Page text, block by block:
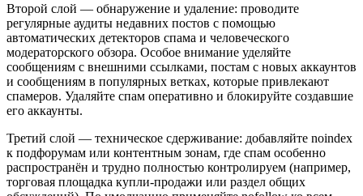
Второй слой — обнаружение и удаление: проводите
регулярные аудиты недавних постов с помощью
автоматических детекторов спама и человеческого
модераторского обзора. Особое внимание уделяйте
сообщениям с внешними ссылками, постам с новых аккаунтов
и сообщениям в популярных ветках, которые привлекают
спамеров. Удаляйте спам оперативно и блокируйте создавшие
его аккаунты.
Третий слой — техническое сдерживание: добавляйте noindex
к подфорумам или контентным зонам, где спам особенно
распространён и трудно полностью контролируем (например,
торговая площадка купли-продажи или раздел общих